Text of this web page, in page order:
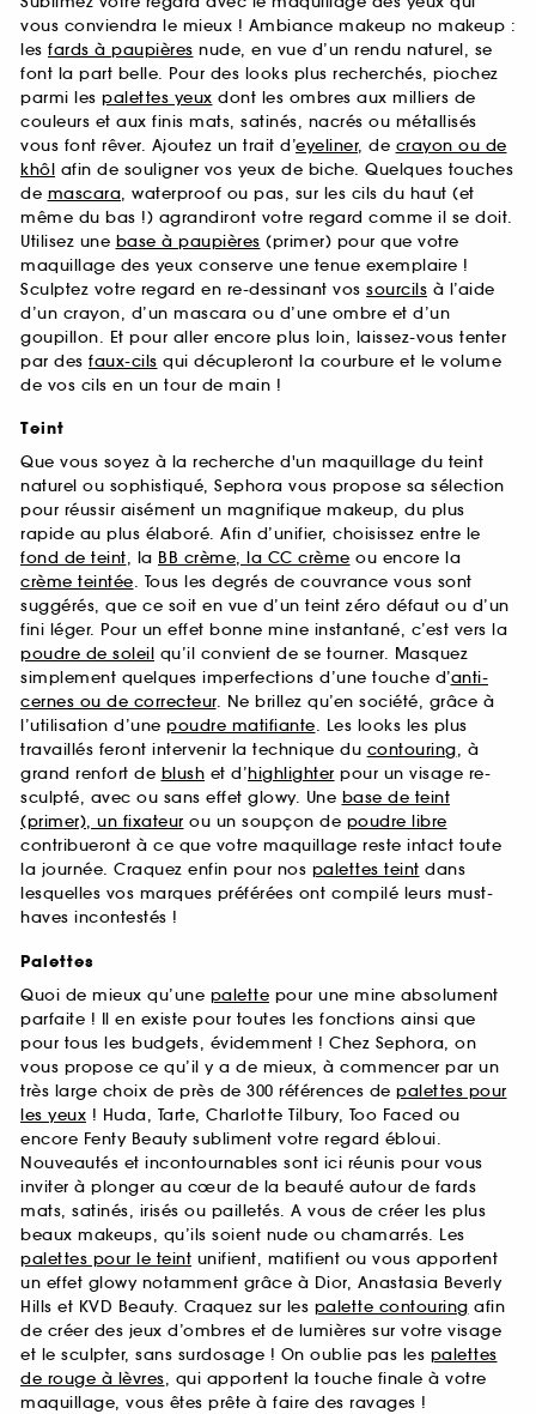
vous conviendra le mieux ! Ambiance makeup no makeup :
les fards à paupières nude, en vue d’un rendu naturel, se
font la part belle. Pour des looks plus recherchés, piochez
parmi les palettes yeux dont les ombres aux milliers de
couleurs et aux finis mats, satinés, nacrés ou métallisés
vous font rêver. Ajoutez un trait d’eyeliner, de crayon ou de
khôl afin de souligner vos yeux de biche. Quelques touches
de mascara, waterproof ou pas, sur les cils du haut (et
même du bas !) agrandiront votre regard comme il se doit.
Utilisez une base à paupières (primer) pour que votre
maquillage des yeux conserve une tenue exemplaire !
Sculptez votre regard en re-dessinant vos sourcils à l’aide
d’un crayon, d’un mascara ou d’une ombre et d’un
goupillon. Et pour aller encore plus loin, laissez-vous tenter
par des faux-cils qui décupleront la courbure et le volume
de vos cils en un tour de main !
Teint
Que vous soyez à la recherche d'un maquillage du teint
naturel ou sophistiqué, Sephora vous propose sa sélection
pour réussir aisément un magnifique makeup, du plus
rapide au plus élaboré. Afin d’unifier, choisissez entre le
fond de teint, la BB crème, la CC crème ou encore la
crème teintée. Tous les degrés de couvrance vous sont
suggérés, que ce soit en vue d’un teint zéro défaut ou d’un
fini léger. Pour un effet bonne mine instantané, c’est vers la
poudre de soleil qu’il convient de se tourner. Masquez
simplement quelques imperfections d’une touche d’anti-
cernes ou de correcteur. Ne brillez qu’en société, grâce à
l’utilisation d’une poudre matifiante. Les looks les plus
travaillés feront intervenir la technique du contouring, à
grand renfort de blush et d’highlighter pour un visage re-
sculpté, avec ou sans effet glowy. Une base de teint
(primer), un fixateur ou un soupçon de poudre libre
contribueront à ce que votre maquillage reste intact toute
la journée. Craquez enfin pour nos palettes teint dans
lesquelles vos marques préférées ont compilé leurs must-
haves incontestés !
Palettes
Quoi de mieux qu’une palette pour une mine absolument
parfaite ! Il en existe pour toutes les fonctions ainsi que
pour tous les budgets, évidemment ! Chez Sephora, on
vous propose ce qu’il y a de mieux, à commencer par un
très large choix de près de 300 références de palettes pour
les yeux ! Huda, Tarte, Charlotte Tilbury, Too Faced ou
encore Fenty Beauty subliment votre regard ébloui.
Nouveautés et incontournables sont ici réunis pour vous
inviter à plonger au cœur de la beauté autour de fards
mats, satinés, irisés ou pailletés. A vous de créer les plus
beaux makeups, qu’ils soient nude ou chamarrés. Les
palettes pour le teint unifient, matifient ou vous apportent
un effet glowy notamment grâce à Dior, Anastasia Beverly
Hills et KVD Beauty. Craquez sur les palette contouring afin
de créer des jeux d’ombres et de lumières sur votre visage
et le sculpter, sans surdosage ! On oublie pas les palettes
de rouge à lèvres, qui apportent la touche finale à votre
maquillage, vous êtes prête à faire des ravages !